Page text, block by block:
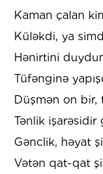
Kaman çalan
Küləkdi, ya
Hənirtini
Tüfənginə
Düşmən on bir,
Tənlik işarəsidir
Gənclik, həyat
Vətən qat-qat